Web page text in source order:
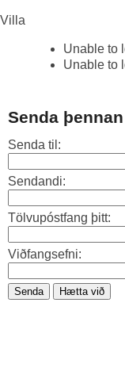
Villa
Unable to
Unable to
Senda
Senda til:
Sendandi:
Tölvupóstfang þitt:
Viðfangsefni:
Senda Hætta við